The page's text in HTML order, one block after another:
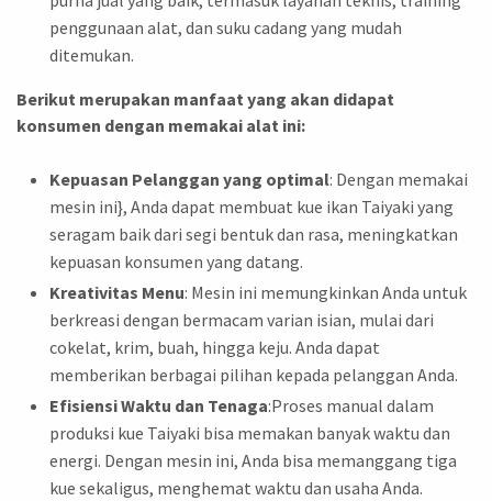
penggunaan alat, dan suku cadang yang mudah
ditemukan.
Berikut merupakan manfaat yang akan didapat
konsumen dengan memakai alat ini:
Kepuasan Pelanggan yang optimal: Dengan memakai
mesin ini}, Anda dapat membuat kue ikan Taiyaki yang
seragam baik dari segi bentuk dan rasa, meningkatkan
kepuasan konsumen yang datang.
Kreativitas Menu: Mesin ini memungkinkan Anda untuk
berkreasi dengan bermacam varian isian, mulai dari
cokelat, krim, buah, hingga keju. Anda dapat
memberikan berbagai pilihan kepada pelanggan Anda.
Efisiensi Waktu dan Tenaga:Proses manual dalam
produksi kue Taiyaki bisa memakan banyak waktu dan
energi. Dengan mesin ini, Anda bisa memanggang tiga
kue sekaligus, menghemat waktu dan usaha Anda.